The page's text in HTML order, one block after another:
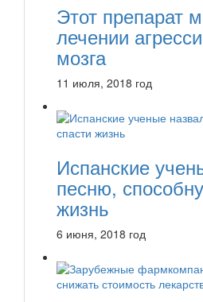
Этот препарат
лечении
мозга
11 июля, 2018 год
Испанские
песню,
жизнь
6 июня, 2018 год